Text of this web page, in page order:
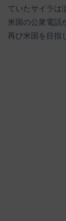
ていたサイラは
米国の公衆電話
再び米国を目指